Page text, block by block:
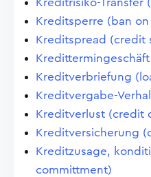
Kreditrisiko-Transfer
Kreditsperre (ban
Kreditspread (credit
Kreditverbriefung
Kreditvergabe-
Kreditverlust (credit
Kreditversicherung
Kreditzusage,
committment)